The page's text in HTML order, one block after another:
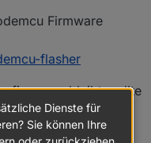
Firmware
flasher
firmware bleibt, sollte
werden (hefte
Dienste für
Sie können Ihre